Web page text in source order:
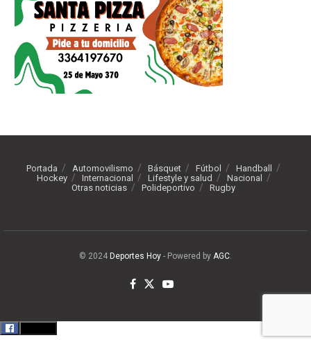
Portada Automovilismo Básquet Fútbol
Handball
Hockey
Internacional Lifestyle y salud
Nacional
Otras noticias
Polideportivo Rugby
© 2024 Deportes Hoy - Powered by AGC.